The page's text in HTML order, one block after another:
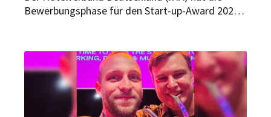
Bewerbungsphase für den Start-up-Award 2026
Produktentwicklungen. Bewerbungen sind noch
bis zum 30. April möglich.